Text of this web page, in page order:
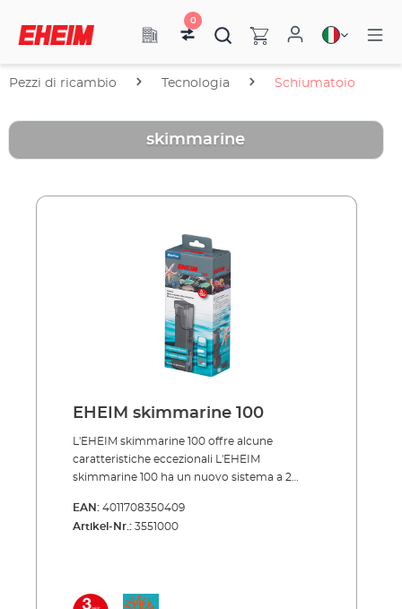
0
Pezzi di ricambio Tecnologia Schiumatoio
skimmarine
EHEIM skimmarine 100
L'EHEIM skimmarine 100 offre alcune
caratteristiche eccezionali L'EHEIM
skimmarine 100 ha un nuovo sistema a 2
camera e l'acqua pulita scorre attraverso
l'altra camera e torna nell'acquario. La
che rende il Nano molto silenzioso. Il Nano
EAN: 4011708350409
Artikel-Nr.: 3551000